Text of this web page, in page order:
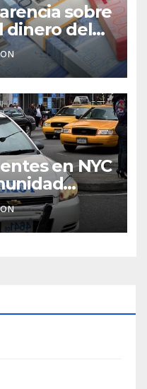
sobre
dinero del
Salud
en NYC